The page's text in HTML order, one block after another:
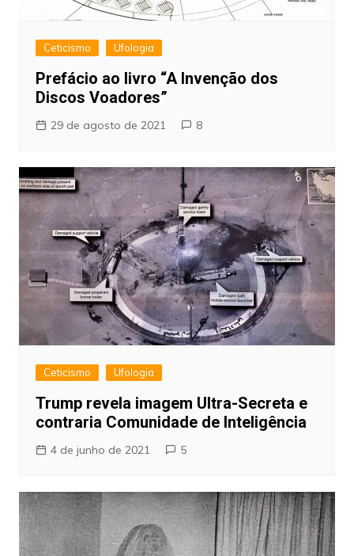
Ceticismo Ufologia
Prefácio ao livro “A Invenção dos
Discos Voadores”
29 de agosto de 2021 8
Ceticismo Ufologia
Trump revela imagem Ultra-Secreta e
contraria Comunidade de Inteligência
4 de junho de 2021 5